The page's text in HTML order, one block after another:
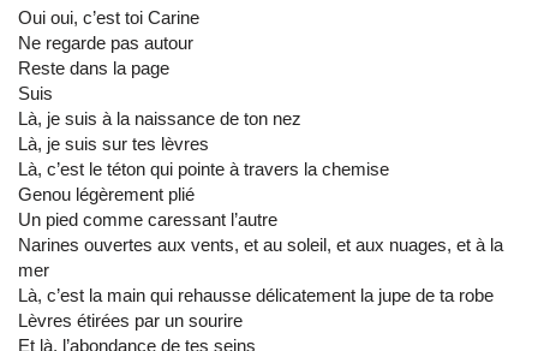
Oui oui, c’est toi Carine
Ne regarde pas autour
Reste dans la page
Suis
Là, je suis à la naissance de ton nez
Là, je suis sur tes lèvres
Là, c’est le téton qui pointe à travers la chemise
Genou légèrement plié
Un pied comme caressant l’autre
Narines ouvertes aux vents, et au soleil, et aux nuages, et à la
mer
Là, c’est la main qui rehausse délicatement la jupe de ta robe
Lèvres étirées par un sourire
Et là, l’abondance de tes seins